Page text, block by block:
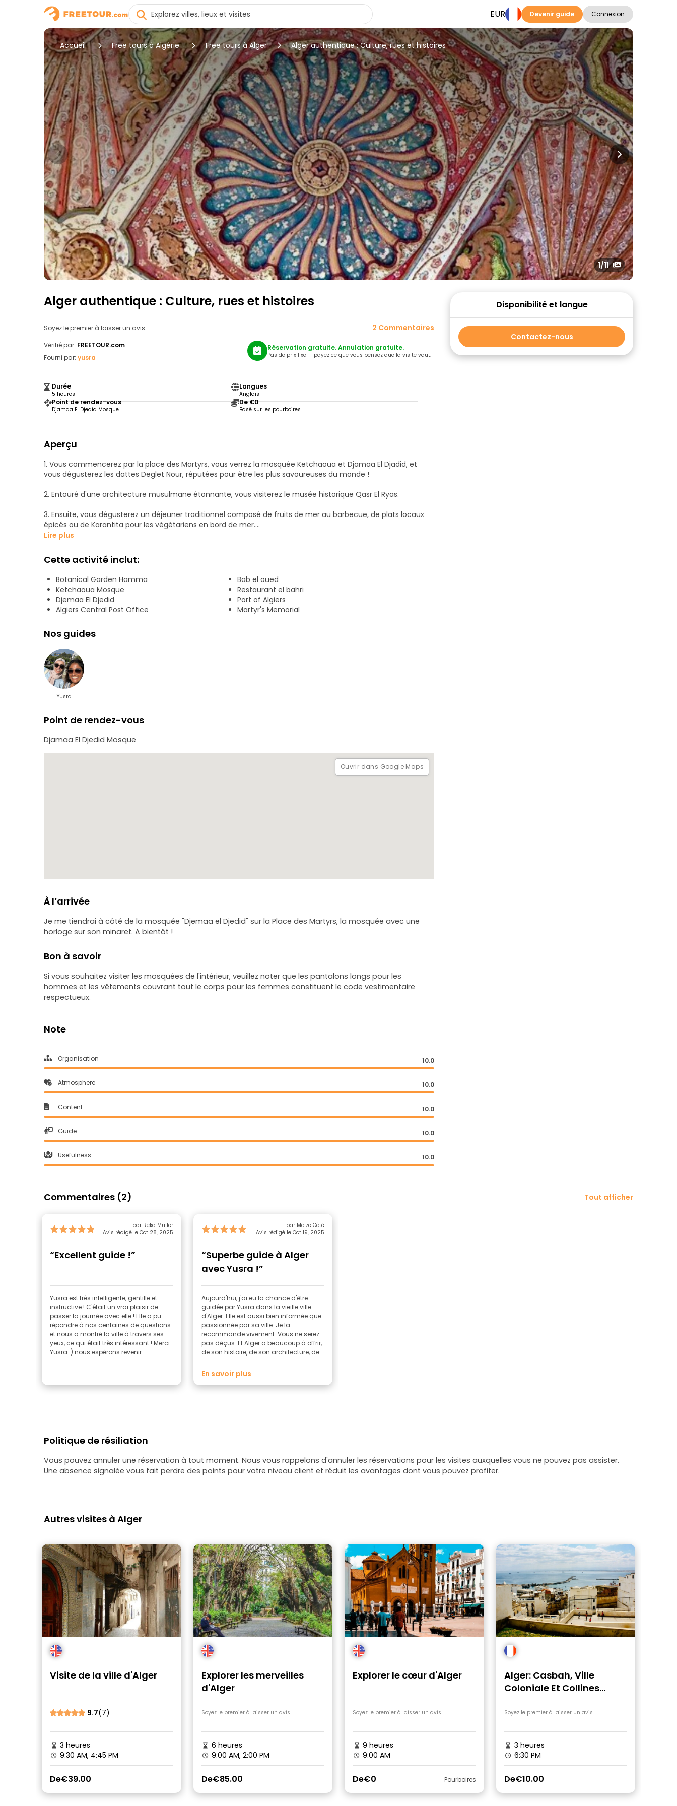
EUR Devenir guide Connexion
Accueil Free tours à Algérie Free tours à Alger Alger authentique : Culture, rues et histoires
1/11
Alger authentique : Culture, rues et histoires
Soyez le premier à laisser un avis 2 Commentaires
Vérifié par: FREETOUR.com
Fourni par: yusra
Durée
5 heures
Langues
Anglais
Point de rendez-vous
Djamaa El Djedid Mosque
De €0
Basé sur les pourboires
Réservation gratuite. Annulation gratuite.
Pas de prix fixe — payez ce que vous pensez que la visite vaut.
Aperçu
1. Vous commencerez par la place des Martyrs, vous verrez la mosquée Ketchaoua et Djamaa El Djadid, et
vous dégusterez les dattes Deglet Nour, réputées pour être les plus savoureuses du monde !
2. Entouré d'une architecture musulmane étonnante, vous visiterez le musée historique Qasr El Ryas.
3. Ensuite, vous dégusterez un déjeuner traditionnel composé de fruits de mer au barbecue, de plats locaux
épicés ou de Karantita pour les végétariens en bord de mer.
Saïd.
5. Promenez-vous dans la rue Emir Abdelkader jusqu'à la Grande Poste, avec des arrêts facultatifs dans des
boutiques vendant des bijoux faits à la main et de l'artisanat traditionnel.
6. Prenez le téléphérique pour explorer l'histoire inspirante de la libération de l'Algérie au Monument du Martyr
et au Musée de la Révolution.
7. La journée se termine par une visite paisible du jardin botanique d'Alger.
Vendredi Note : Le vendredi est un jour de week-end en Algérie. Certains magasins peuvent fermer pendant
les prières du vendredi (environ deux heures), mais les musées restent ouverts.
Lire plus
Cette activité inclut:
Botanical Garden Hamma
Bab el oued
Ketchaoua Mosque
Restaurant el bahri
Djemaa El Djedid
Port of Algiers
Algiers Central Post Office
Martyr's Memorial
Nos guides
Yusra
Point de rendez-vous
Djamaa El Djedid Mosque
Ouvrir dans Google Maps
À l’arrivée
Je me tiendrai à côté de la mosquée "Djemaa el Djedid" sur la Place des Martyrs, la mosquée avec une
horloge sur son minaret. A bientôt !
Bon à savoir
Si vous souhaitez visiter les mosquées de l'intérieur, veuillez noter que les pantalons longs pour les
hommes et les vêtements couvrant tout le corps pour les femmes constituent le code vestimentaire
respectueux.
Note
Organisation 10.0
Atmosphere 10.0
Content 10.0
Guide 10.0
Usefulness 10.0
Commentaires (2) Tout afficher
par Reka Muller
Avis rédigé le Oct 28, 2025
“Excellent guide !”
Yusra est très intelligente, gentille et
instructive ! C'était un vrai plaisir de
passer la journée avec elle ! Elle a pu
répondre à nos centaines de questions
et nous a montré la ville à travers ses
yeux, ce qui était très intéressant ! Merci
Yusra :) nous espérons revenir
par Moize Côté
Avis rédigé le Oct 19, 2025
“Superbe guide à Alger
avec Yusra !”
Aujourd'hui, j'ai eu la chance d'être
guidée par Yusra dans la vieille ville
d'Alger. Elle est aussi bien informée que
passionnée par sa ville. Je la
recommande vivement. Vous ne serez
pas déçus. Et Alger a beaucoup à offrir,
de son histoire, de son architecture, de
bord de la mer Méditerranée.
En savoir plus
Politique de résiliation
Vous pouvez annuler une réservation à tout moment. Nous vous rappelons d'annuler les réservations pour les visites auxquelles vous ne pouvez pas assister.
Une absence signalée vous fait perdre des points pour votre niveau client et réduit les avantages dont vous pouvez profiter.
Disponibilité et langue
Contactez-nous
Autres visites à Alger
Visite de la ville d'Alger
9.7(7)
3 heures
9:30 AM, 4:45 PM
De€39.00
Explorer les merveilles
d'Alger
Soyez le premier à laisser un avis
6 heures
9:00 AM, 2:00 PM
De€85.00
Explorer le cœur d'Alger
Soyez le premier à laisser un avis
9 heures
9:00 AM
De€0 Pourboires
Alger: Casbah, Ville
Coloniale Et Collines
Soyez le premier à laisser un avis
3 heures
6:30 PM
De€10.00